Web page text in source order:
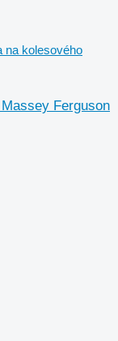
na kolesového
Ferguson